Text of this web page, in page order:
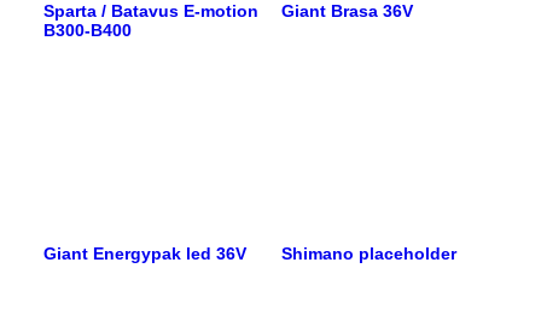
Sparta / Batavus E-motion
B300-B400
Giant Brasa 36V
Giant Energypak led 36V Shimano placeholder